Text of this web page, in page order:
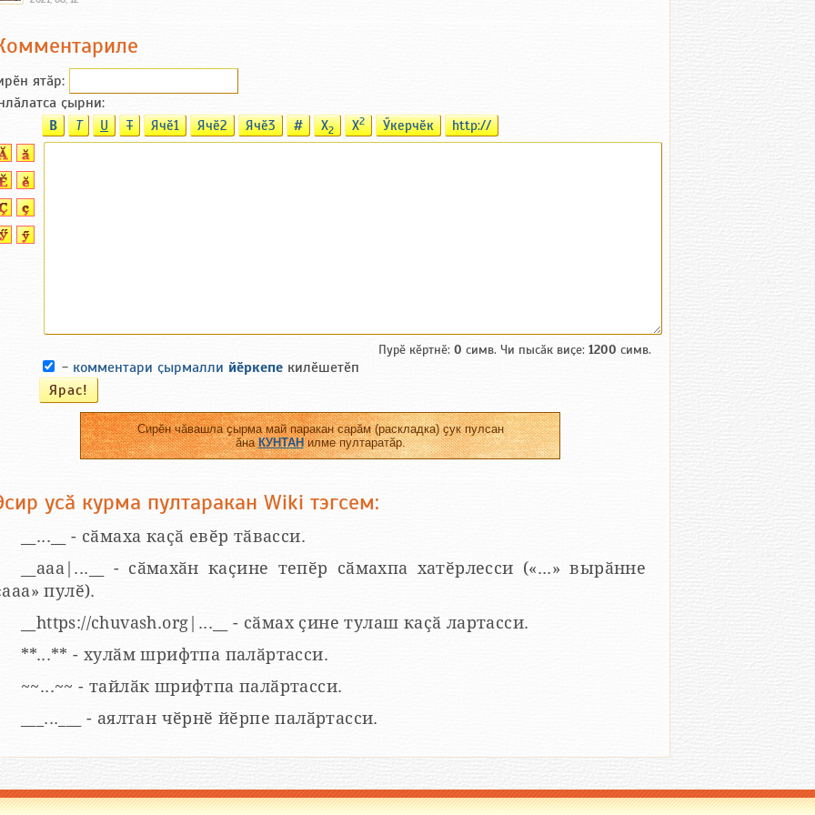
ятӑp:
ҫырни:
B T U T Ячӗ1 Ячӗ2 Ячӗ3 # X2 X2 Ӳкерчӗк http://
Пурӗ кӗртнӗ: 0 симв. Чи пысӑк виҫе: 1200 симв.
- комментари ҫырмалли йӗркепе килӗшетӗп
Сирӗн чӑвашла ҫырма май паракан сарӑм (раскладка) ҫук пулсан
ӑнаКУНТАНилме пултаратӑр.
усӑ курма пултаракан Wiki тэгсем:
__...__ - сӑмаха каҫӑ евӗр тӑвасси.
__aaa|...__ - сӑмахӑн каҫине тепӗр сӑмахпа хатӗрлесси («...» вырӑнне
пулӗ).
__https://chuvash.org|...__ - сӑмах ҫине тулаш каҫӑ лартасси.
**...** - хулӑм шрифтпа палӑртасси.
~~...~~ - тайлӑк шрифтпа палӑртасси.
___...___ - аялтан чӗрнӗ йӗрпе палӑртасси.